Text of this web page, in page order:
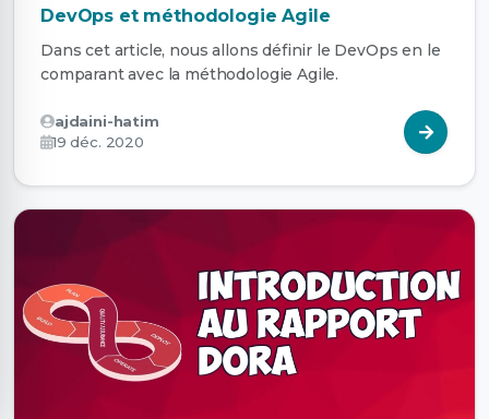
DevOps et méthodologie Agile
Dans cet article, nous allons définir le DevOps en le
comparant avec la méthodologie Agile.
ajdaini-hatim
19 déc. 2020